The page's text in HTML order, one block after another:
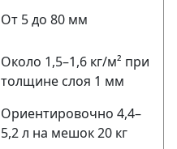
От 5 до 80 мм
Около 1,5–1,6 кг/м² при
толщине слоя 1 мм
Ориентировочно 4,4–
5,2 л на мешок 20 кг